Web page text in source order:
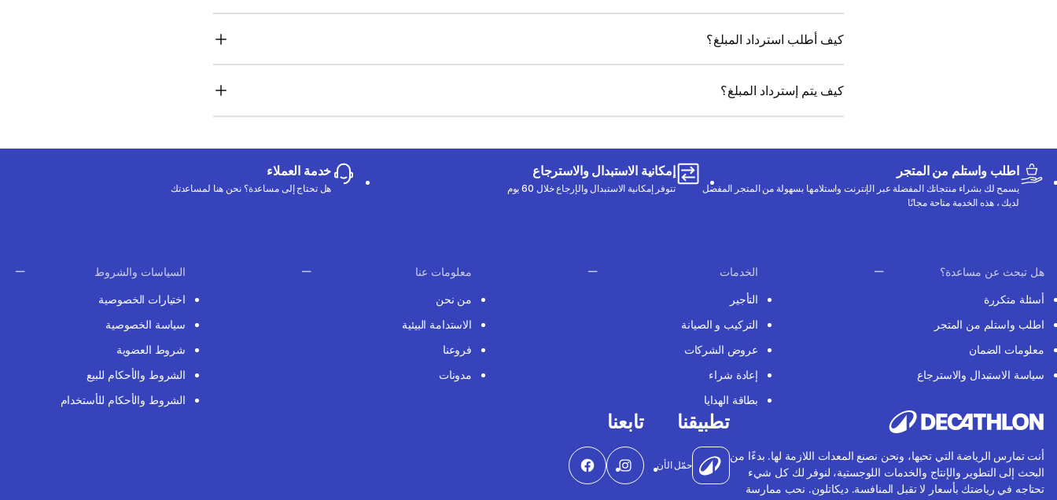
كيف أطلب استرداد المبلغ؟
كيف يتم إسترداد المبلغ؟
اطلب واستلم من المتجر
يسمح لك بشراء منتجاتك المفضلة عبر الإنترنت واستلامها بسهولة من المتجر المفضل
لديك ، هذه الخدمة متاحة مجانًا
إمكانية الاستبدال والاسترجاع
تتوفر إمكانية الاستبدال والإرجاع خلال 60 يوم
خدمة العملاء
هل تحتاج إلى مساعدة؟ نحن هنا لمساعدتك
هل تبحث عن مساعدة؟
أسئلة متكررة
اطلب واستلم من المتجر
معلومات الضمان
سياسة الاستبدال والاسترجاع
الخدمات
التأجير
التركيب و الصيانة
عروض الشركات
إعادة شراء
بطاقة الهدايا
معلومات عنا
من نحن
الاستدامة البيئية
فروعنا
مدونات
السياسات والشروط
اختيارات الخصوصية
سياسة الخصوصية
شروط العضوية
الشروط والأحكام للبيع
الشروط والأحكام للأستخدام
أنت تمارس الرياضة التي تحبها، ونحن نصنع المعدات اللازمة لها. بدءًا من
البحث إلى التطوير والإنتاج والخدمات اللوجستية، لنوفر لك كل شيء
تحتاجه في رياضتك بأسعار لا تقبل المنافسة. ديكاتلون. نحب ممارسة
تطبيقنا
حمّل الأن
تابعنا